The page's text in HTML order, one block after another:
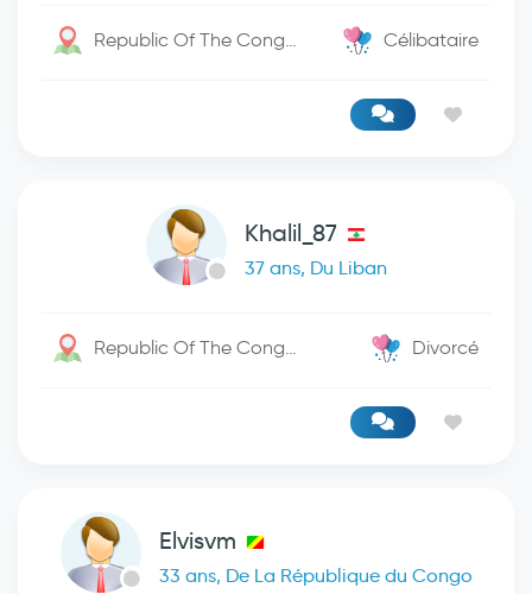
Republic Of The Congo / Likasi Célibataire
Khalil_87
37 ans, Du Liban
Republic Of The Congo / Kinshasa Divorcé
Elvisvm
33 ans, De La République du Congo